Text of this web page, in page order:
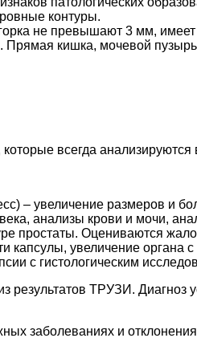
контуры.
не превышают 3 мм,
кишка, мочевой
всегда анализируются
– увеличение размеров и
анализы крови и мочи,
простаты. Оцениваются
капсулы, увеличение
с гистологическим
результатов ТРУЗИ.
заболеваниях и